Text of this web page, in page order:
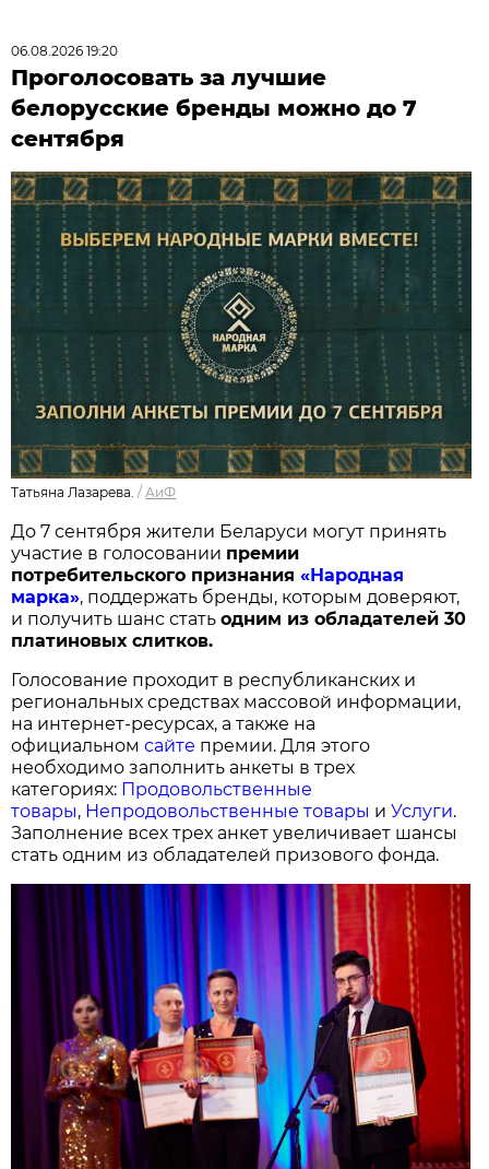
06.08.2026 19:20
Проголосовать за лучшие
белорусские бренды можно до 7
сентября
Татьяна Лазарева. /АиФ
До 7 сентября жители Беларуси могут принять
участие в голосовании премии
потребительского признания«Народная
марка», поддержать бренды, которым доверяют,
и получить шанс статьодним из обладателей 30
платиновых слитков.
Голосование проходит в республиканских и
региональных средствах массовой информации,
на интернет-ресурсах, а также на
официальномсайте премии. Для этого
необходимо заполнить анкеты в трех
категориях: Продовольственные
товары, Непродовольственные товары иУслуги.
Заполнение всех трех анкет увеличивает шансы
стать одним из обладателей призового фонда.